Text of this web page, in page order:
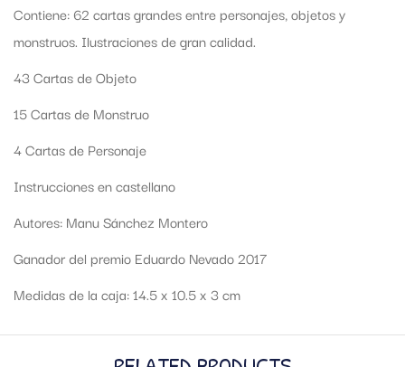
Contiene: 62 cartas grandes entre personajes, objetos y
monstruos. Ilustraciones de gran calidad.
43 Cartas de Objeto
15 Cartas de Monstruo
4 Cartas de Personaje
Instrucciones en castellano
Autores: Manu Sánchez Montero
Ganador del premio Eduardo Nevado 2017
Medidas de la caja: 14.5 x 10.5 x 3 cm